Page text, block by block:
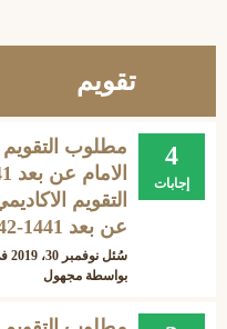
تقويم
4
إجابات
مطلوب
التقويم
عن بعد 1441-1442 ؟
سُئل نوفمبر 30، 2019
بواسطة مجهول